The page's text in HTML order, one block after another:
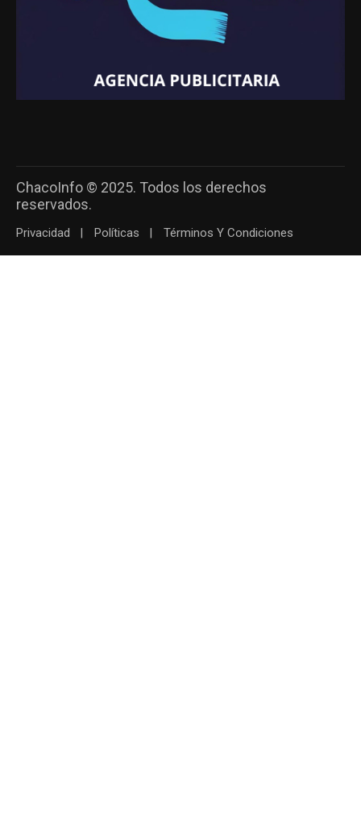
ChacoInfo © 2025. Todos los derechos
reservados.
Privacidad Políticas Términos Y Condiciones